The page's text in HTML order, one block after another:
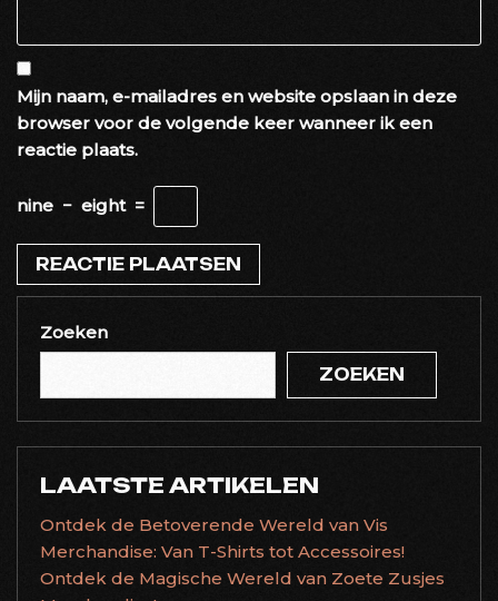
Mijn naam, e-mailadres en website opslaan in deze
browser voor de volgende keer wanneer ik een
reactie plaats.
nine − eight =
Zoeken
ZOEKEN
LAATSTE ARTIKELEN
Ontdek de Betoverende Wereld van Vis
Merchandise: Van T-Shirts tot Accessoires!
Ontdek de Magische Wereld van Zoete Zusjes